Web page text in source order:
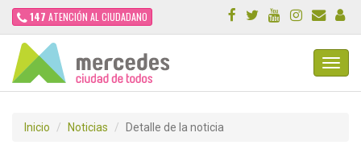
147 ATENCIÓN AL CIUDADANO
Inicio Noticias Detalle de la noticia